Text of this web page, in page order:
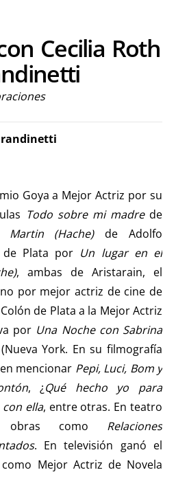
Cecilia Roth
Goya a Mejor Actriz por su
Todo sobre mi madrede
Martin (Hache)de Adolfo
Plata por Un lugar en el
, ambas de Aristarain, el
por mejor actriz de cine de
de Plata a la Mejor Actriz
por Una Noche con Sabrina
York. En su filmografía
mencionar Pepi, Luci, Bom y
, ¿Qué hecho yo para
con ella, entre otras. En teatro
obras como Relaciones
. En televisión ganó el
Mejor Actriz de Novela